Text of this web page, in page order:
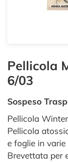
Pellicola
6/03
Sospeso
Pellicola
Pellicola
e foglie in
Brevettata per